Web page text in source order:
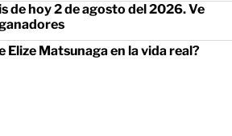
de hoy 2 de agosto del 2026. Ve
Elize Matsunaga en la vida real?